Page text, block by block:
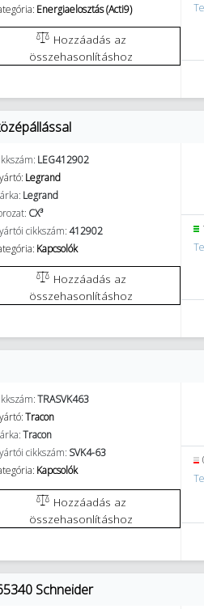
Energiaelosztás (Acti9)
összehasonlításhoz
LEG412902
Legrand
Legrand
CX³
cikkszám:412902
Kapcsolók
összehasonlításhoz
TRASVK463
Tracon
Tracon
cikkszám: SVK4-63
Kapcsolók
összehasonlításhoz
Schneider